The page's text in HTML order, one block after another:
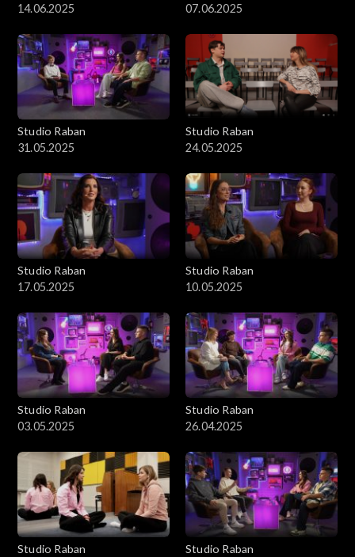
14.06.2025
07.06.2025
Studio Raban
31.05.2025
Studio Raban
24.05.2025
Studio Raban
17.05.2025
Studio Raban
10.05.2025
Studio Raban
03.05.2025
Studio Raban
26.04.2025
Studio Raban
Studio Raban